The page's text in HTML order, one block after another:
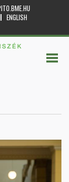
ENGLISH